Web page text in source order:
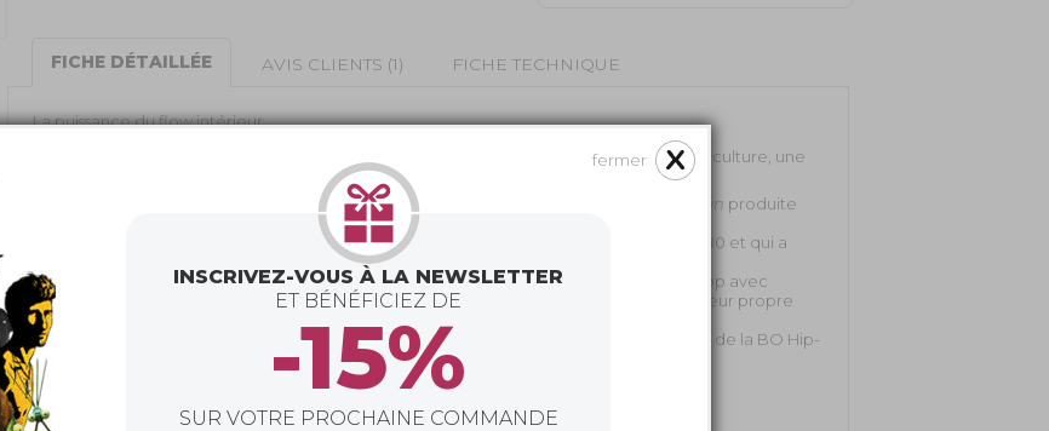
FICHE DÉTAILLÉE AVIS CLIENTS (1) FICHE TECHNIQUE
La puissance du flow intérieur.
Comment transformer l’explosion du désir en créativité ? Comment rendre vivants une culture, une
Le meilleur film hip-hop de tous les temps qui a inspiré la série à succès
The Get down produite
Une œuvre visuelle fondatrice de la culture hip-hop réalisée au début des années 80 et qui a
suscité de nombreuses vocations dans le graffiti et la danse.
Un casting de rêve pour tous les amoureux de cette période et de la culture hip-hop avec
The Rock Steady Crew,Fab F Freddy
dans leur propre
La genèse d’une culture urbaine dominante en 2017 avec
et la sortie de la BO Hip-
Compléments
fermer
INSCRIVEZ-VOUS À LA NEWSLETTER
ET BÉNÉFICIEZ DE
-15%
SUR VOTRE PROCHAINE COMMANDE